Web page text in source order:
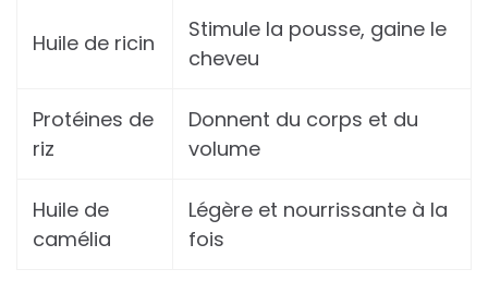
Huile de ricin
Stimule la pousse, gaine le
cheveu
Protéines de
riz
Donnent du corps et du
volume
Huile de
camélia
Légère et nourrissante à la
fois